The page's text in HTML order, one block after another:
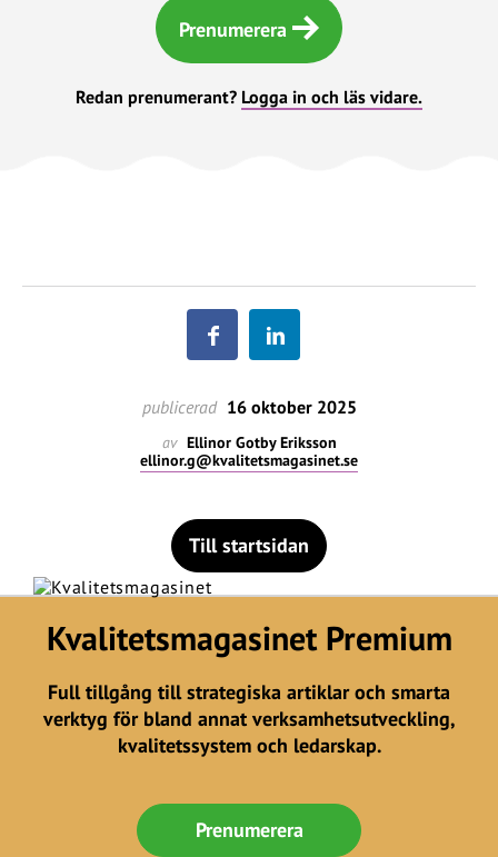
Prenumerera
Redan prenumerant? Logga in och läs vidare.
publicerad 16 oktober 2025
av Ellinor Gotby Eriksson
ellinor.g@kvalitetsmagasinet.se
Till startsidan
Kvalitetsmagasinet Premium
Full tillgång till strategiska artiklar och smarta
verktyg för bland annat verksamhetsutveckling,
kvalitetssystem och ledarskap.
Prenumerera